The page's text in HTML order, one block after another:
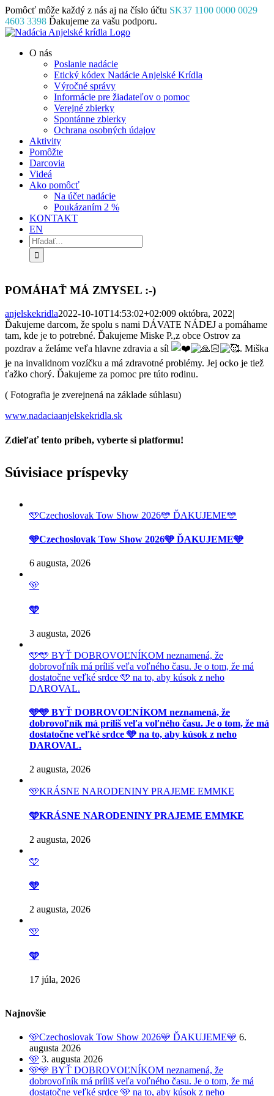
Skip
to
content
Pomôcť môže každý z nás aj na číslo účtu SK37 1100 0000 0029
4603 3398 Ďakujeme za vašu podporu.
Facebook
Instagram
YouTube
O nás
Poslanie nadácie
Etický kódex Nadácie Anjelské Krídla
Výročné správy
Informácie pre žiadateľov o pomoc
Verejné zbierky
Spontánne zbierky
Ochrana osobných údajov
Aktivity
Pomôžte
Darcovia
Videá
Ako pomôcť
Na účet nadácie
Poukázaním 2 %
KONTAKT
EN
Hľadať:
POMÁHAŤ MÁ ZMYSEL :-)
anjelskekridla2022-10-10T14:53:02+02:009 októbra, 2022|
Ďakujeme darcom, že spolu s nami DÁVATE NÁDEJ a pomáhame
tam, kde je to potrebné. Ďakujeme Miske P.,z obce Ostrov za
pozdrav a želáme veľa hlavne zdravia a síl
. Miška
je na invalidnom vozíčku a má zdravotné problémy. Jej ocko je tiež
ťažko chorý. Ďakujeme za pomoc pre túto rodinu.
( Fotografia je zverejnená na základe súhlasu)
www.nadaciaanjelskekridla.sk
Zdieľať tento príbeh, vyberte si platformu!
Súvisiace príspevky
🩵Czechoslovak Tow Show 2026🩵 ĎAKUJEME🩵
🩵Czechoslovak Tow Show 2026🩵 ĎAKUJEME🩵
6 augusta, 2026
🩵
🩵
3 augusta, 2026
🩵🩵 BYŤ DOBROVOĽNÍKOM neznamená, že
dobrovoľník má príliš veľa voľného času. Je o tom, že má
dostatočne veľké srdce 🩵 na to, aby kúsok z neho
DAROVAL.
🩵🩵 BYŤ DOBROVOĽNÍKOM neznamená, že
dobrovoľník má príliš veľa voľného času. Je o tom, že má
dostatočne veľké srdce 🩵 na to, aby kúsok z neho
DAROVAL.
2 augusta, 2026
🩵KRÁSNE NARODENINY PRAJEME EMMKE
🩵KRÁSNE NARODENINY PRAJEME EMMKE
2 augusta, 2026
🩵
🩵
2 augusta, 2026
🩵
🩵
17 júla, 2026
Najnovšie
🩵Czechoslovak Tow Show 2026🩵 ĎAKUJEME🩵 6.
augusta 2026
🩵 3. augusta 2026
🩵🩵 BYŤ DOBROVOĽNÍKOM neznamená, že
dobrovoľník má príliš veľa voľného času. Je o tom, že má
dostatočne veľké srdce 🩵 na to, aby kúsok z neho